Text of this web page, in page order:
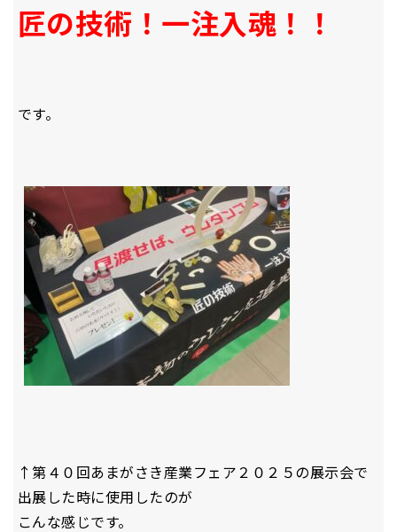
匠の技術！一注入魂！！
です。
↑第４０回あまがさき産業フェア２０２５の展示会で
出展した時に使用したのが
こんな感じです。